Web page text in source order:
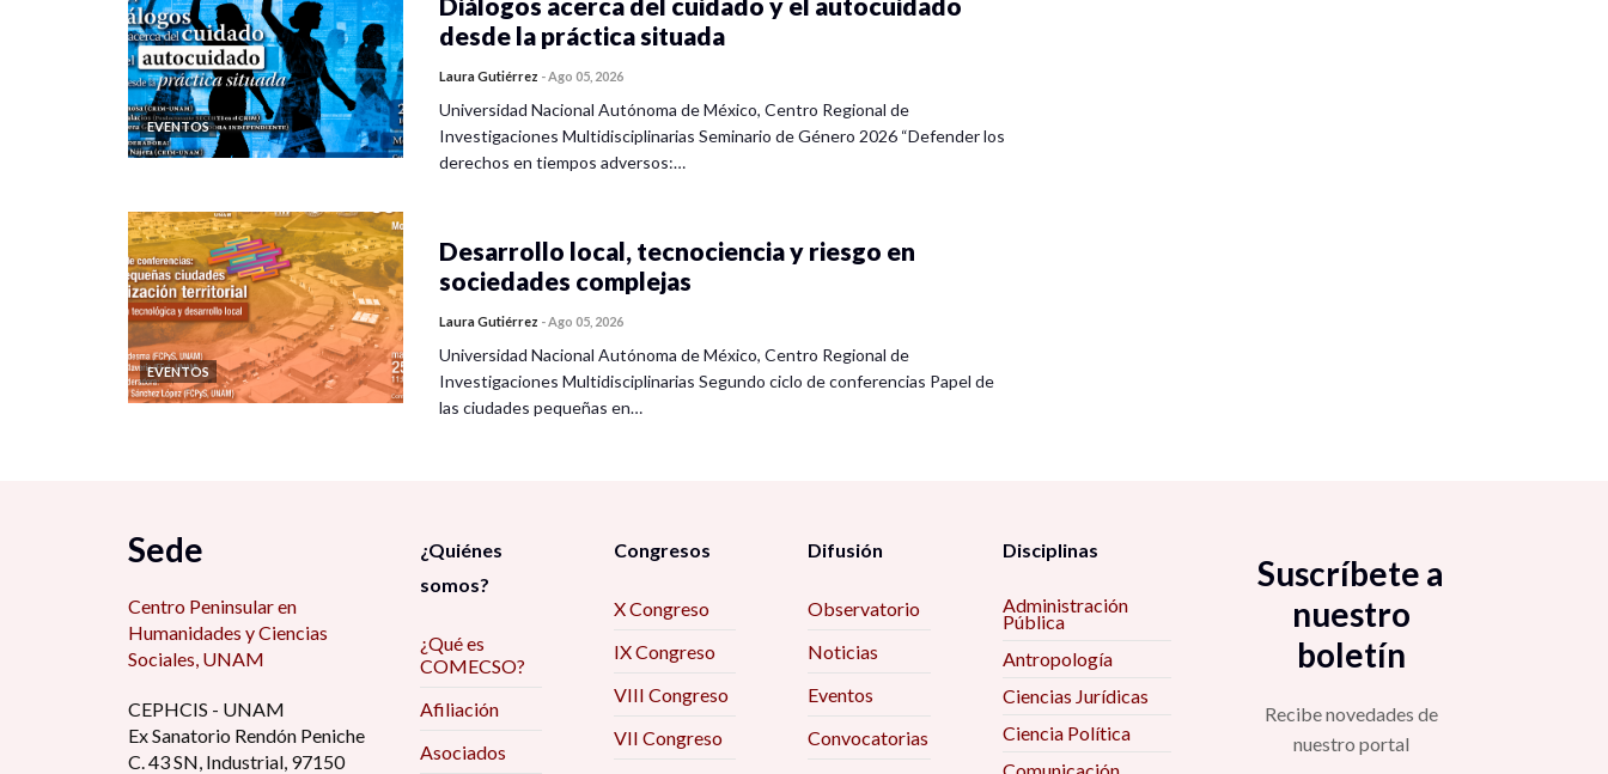
EVENTOS
desde la práctica situada
Laura Gutiérrez -Ago 05, 2026
Universidad Nacional Autónoma de México, Centro Regional de
Investigaciones Multidisciplinarias Seminario de Género 2026 “Defender los
derechos en tiempos adversos:…
EVENTOS
Desarrollo local, tecnociencia y riesgo en
sociedades complejas
Laura Gutiérrez -Ago 05, 2026
Universidad Nacional Autónoma de México, Centro Regional de
Investigaciones Multidisciplinarias Segundo ciclo de conferencias Papel de
las ciudades pequeñas en…
Sede
Centro Peninsular en
Humanidades y Ciencias
Sociales, UNAM
CEPHCIS - UNAM
Ex Sanatorio Rendón Peniche
C. 43 SN, Industrial, 97150
¿Quiénes
somos?
¿Qué es
COMECSO?
Afiliación
Asociados
Congresos
X Congreso
IX Congreso
VIII Congreso
VII Congreso
Difusión
Observatorio
Noticias
Eventos
Convocatorias
Disciplinas
Administración
Pública
Antropología
Ciencias Jurídicas
Ciencia Política
Suscríbete a
nuestro
boletín
Recibe novedades de
nuestro portal